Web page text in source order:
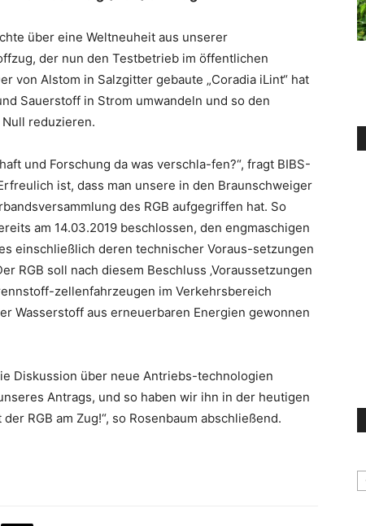
über eine Weltneuheit aus unserer
der nun den Testbetrieb im öffentlichen
von Alstom in Salzgitter gebaute „Coradia iLint“ hat
Sauerstoff in Strom umwandeln und so den
reduzieren.
und Forschung da was verschla-fen?“, fragt BIBS-
ist, dass man unsere in den Braunschweiger
des RGB aufgegriffen hat. So
am 14.03.2019 beschlossen, den engmaschigen
einschließlich deren technischer Voraus-setzungen
RGB soll nach diesem Beschluss ‚Voraussetzungen
zellenfahrzeugen im Verkehrsbereich
Wasserstoff aus erneuerbaren Energien gewonnen
Diskussion über neue Antriebs-technologien
Antrags, und so haben wir ihn in der heutigen
RGB am Zug!“, so Rosenbaum abschließend.